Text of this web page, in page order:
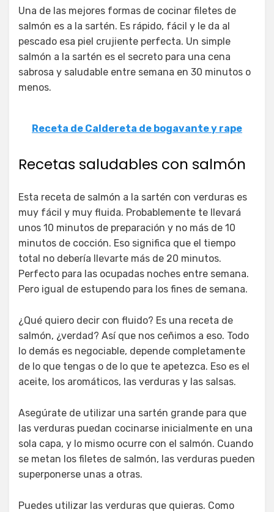
Una de las mejores formas de cocinar filetes de
salmón es a la sartén. Es rápido, fácil y le da al
pescado esa piel crujiente perfecta. Un simple
salmón a la sartén es el secreto para una cena
sabrosa y saludable entre semana en 30 minutos o
menos.
Receta de Caldereta de bogavante y rape
Recetas saludables con salmón
Esta receta de salmón a la sartén con verduras es
muy fácil y muy fluida. Probablemente te llevará
unos 10 minutos de preparación y no más de 10
minutos de cocción. Eso significa que el tiempo
total no debería llevarte más de 20 minutos.
Perfecto para las ocupadas noches entre semana.
Pero igual de estupendo para los fines de semana.
¿Qué quiero decir con fluido? Es una receta de
salmón, ¿verdad? Así que nos ceñimos a eso. Todo
lo demás es negociable, depende completamente
de lo que tengas o de lo que te apetezca. Eso es el
aceite, los aromáticos, las verduras y las salsas.
Asegúrate de utilizar una sartén grande para que
las verduras puedan cocinarse inicialmente en una
sola capa, y lo mismo ocurre con el salmón. Cuando
se metan los filetes de salmón, las verduras pueden
superponerse unas a otras.
Puedes utilizar las verduras que quieras. Como